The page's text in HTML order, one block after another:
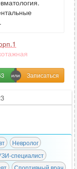
Невролог
специалист
Спортивный врач